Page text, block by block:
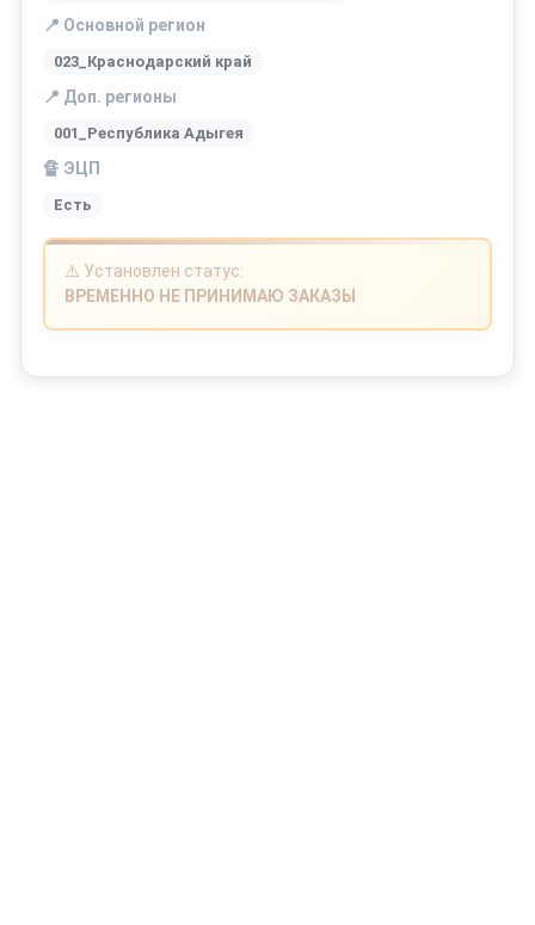
📍 Основной регион
023_Краснодарский край
📍 Доп. регионы
001_Республика Адыгея
🔏 ЭЦП
Есть
⚠️ Установлен статус:
ВРЕМЕННО НЕ ПРИНИМАЮ ЗАКАЗЫ